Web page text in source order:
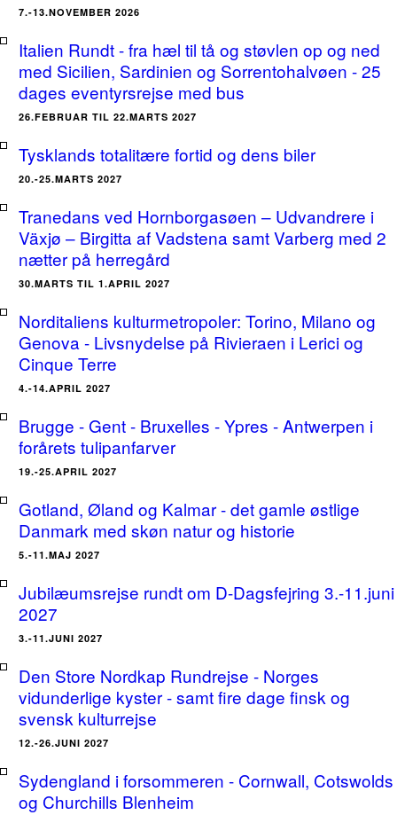
7.-13.NOVEMBER 2026
Italien Rundt - fra hæl til tå og støvlen op og ned
med Sicilien, Sardinien og Sorrentohalvøen - 25
dages eventyrsrejse med bus
26.FEBRUAR TIL 22.MARTS 2027
Tysklands totalitære fortid og dens biler
20.-25.MARTS 2027
Tranedans ved Hornborgasøen – Udvandrere i
Växjø – Birgitta af Vadstena samt Varberg med 2
nætter på herregård
30.MARTS TIL 1.APRIL 2027
Norditaliens kulturmetropoler: Torino, Milano og
Genova - Livsnydelse på Rivieraen i Lerici og
Cinque Terre
4.-14.APRIL 2027
Brugge - Gent - Bruxelles - Ypres - Antwerpen i
forårets tulipanfarver
19.-25.APRIL 2027
Gotland, Øland og Kalmar - det gamle østlige
Danmark med skøn natur og historie
5.-11.MAJ 2027
Jubilæumsrejse rundt om D-Dagsfejring 3.-11.juni
2027
3.-11.JUNI 2027
Den Store Nordkap Rundrejse - Norges
vidunderlige kyster - samt fire dage finsk og
svensk kulturrejse
12.-26.JUNI 2027
Sydengland i forsommeren - Cornwall, Cotswolds
og Churchills Blenheim